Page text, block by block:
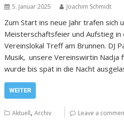
5. Januar 2025 Joachim Schmidt
Zum Start ins neue Jahr trafen sich
Meisterschaftsfeier und Aufstieg in
Vereinslokal Treff am Brunnen. DJ
Musik, unsere Vereinswirtin Nadja
wurde bis spät in die Nacht
WEITER
Aktuell,Archiv Leave a